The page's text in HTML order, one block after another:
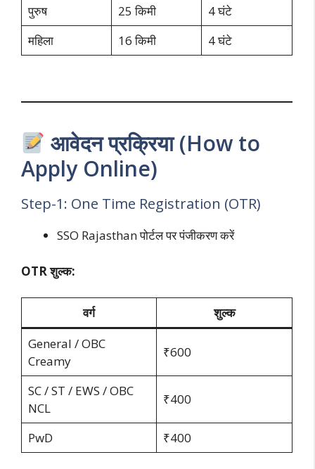
पुरुष
25 किमी
4 घंटे
महिला
16 किमी 4 घंटे
आवेदन प्रक्रिया (How to
Apply Online)
Step-1: One Time Registration (OTR)
SSO Rajasthan पोर्टल पर पंजीकरण करें
OTR शुल्क:
वर्ग
शुल्क
General / OBC
Creamy
₹600
SC / ST / EWS / OBC
NCL
₹400
PwD ₹400